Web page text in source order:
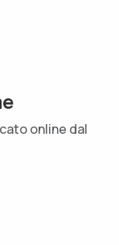
online dal